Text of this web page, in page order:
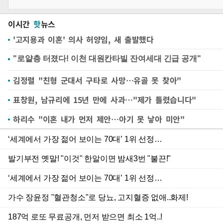
이시간 핫뉴스
'고지용과 이혼' 의사 허양임, 새 출발했다
김정렬 "친형 군대서 구타로 사망…유골 못 찾아"
표창원, 남규리에 15년 만에 사과…"제가 틀렸습니다"
하리수 "이혼 내가 먼저 제안…아기 못 낳아 미안"